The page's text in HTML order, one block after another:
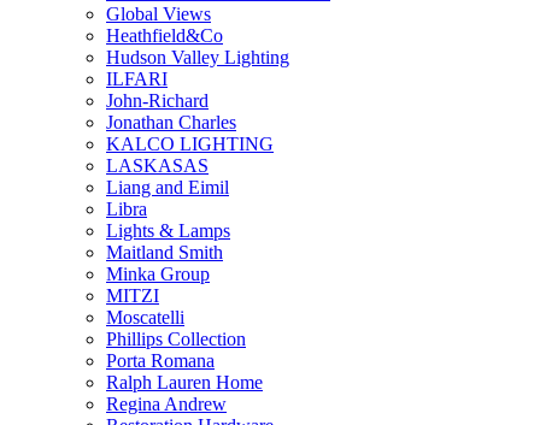
Global Views
Heathfield&Co
Hudson Valley Lighting
ILFARI
John-Richard
Jonathan Charles
KALCO LIGHTING
LASKASAS
Liang and Eimil
Libra
Lights & Lamps
Maitland Smith
Minka Group
MITZI
Moscatelli
Phillips Collection
Porta Romana
Ralph Lauren Home
Regina Andrew